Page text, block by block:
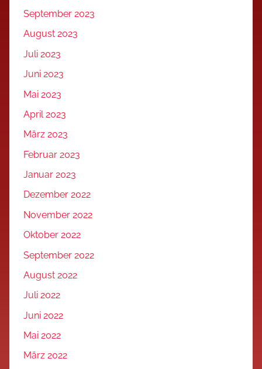
September 2023
August 2023
Juli 2023
Juni 2023
Mai 2023
April 2023
März 2023
Februar 2023
Januar 2023
Dezember 2022
November 2022
Oktober 2022
September 2022
August 2022
Juli 2022
Juni 2022
Mai 2022
März 2022